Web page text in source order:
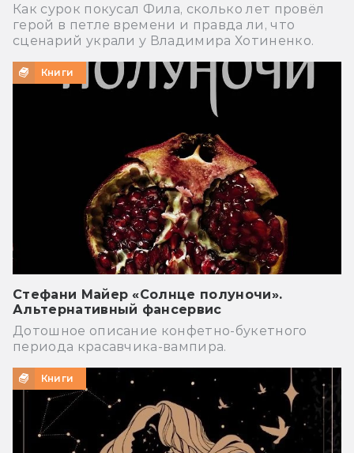
Как сурок покусал Фила, сколько лет провёл
герой в петле времени и правда ли, что
сценарий украли у Владимира Хотиненко.
Книги
Стефани Майер «Солнце полуночи».
Альтернативный фансервис
Дотошное описание конфетно-букетного
периода красавчика-вампира.
Книги